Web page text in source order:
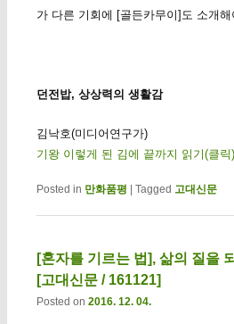
가 다른 기회에 [골든카무이]도 소개해
던전밥, 상상력의 생활감
김낙호(미디어연구가)
기왕 이렇게 된 김에 끝까지 읽기(클릭)
Posted in 만화품평 Tagged 고대신문
[혼자를 기르는 법], 삶의 질을
[고대신문 / 161121]
Posted on 2016. 12. 04.